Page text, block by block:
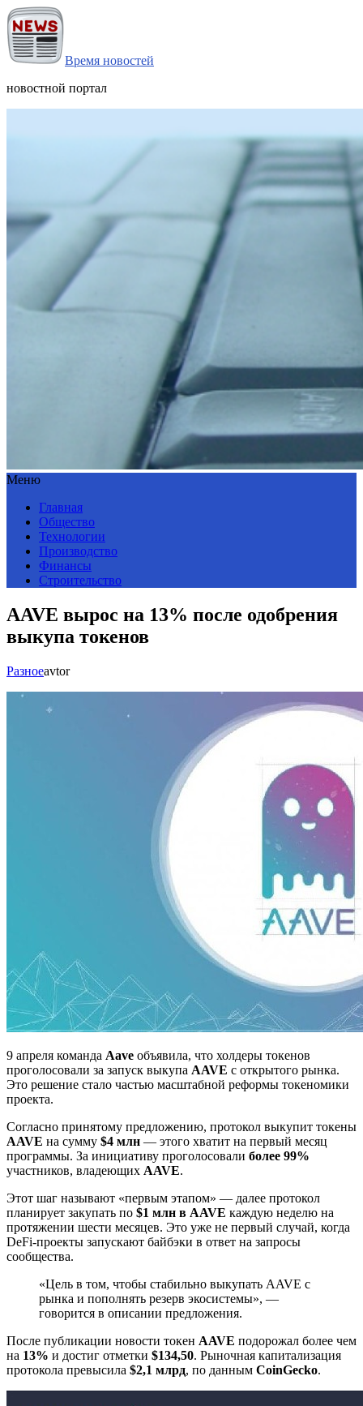
Время новостей
новостной портал
Меню
Главная
Общество
Технологии
Производство
Финансы
Строительство
AAVE вырос на 13% после одобрения
выкупа токенов
Разноеavtor
9 апреля команда Aave объявила, что холдеры токенов
проголосовали за запуск выкупа AAVE с открытого рынка.
Это решение стало частью масштабной реформы токеномики
проекта.
Согласно принятому предложению, протокол выкупит токены
AAVE на сумму $4 млн — этого хватит на первый месяц
программы. За инициативу проголосовали более 99%
участников, владеющих AAVE.
Этот шаг называют «первым этапом» — далее протокол
планирует закупать по $1 млн в AAVE каждую неделю на
протяжении шести месяцев. Это уже не первый случай, когда
DeFi-проекты запускают байбэки в ответ на запросы
сообщества.
«Цель в том, чтобы стабильно выкупать AAVE с
рынка и пополнять резерв экосистемы», —
говорится в описании предложения.
После публикации новости токен AAVE подорожал более чем
на 13% и достиг отметки $134,50. Рыночная капитализация
протокола превысила $2,1 млрд, по данным CoinGecko.